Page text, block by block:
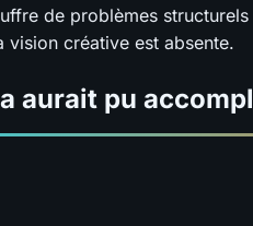
de problèmes
vision créative est absente.
aurait pu